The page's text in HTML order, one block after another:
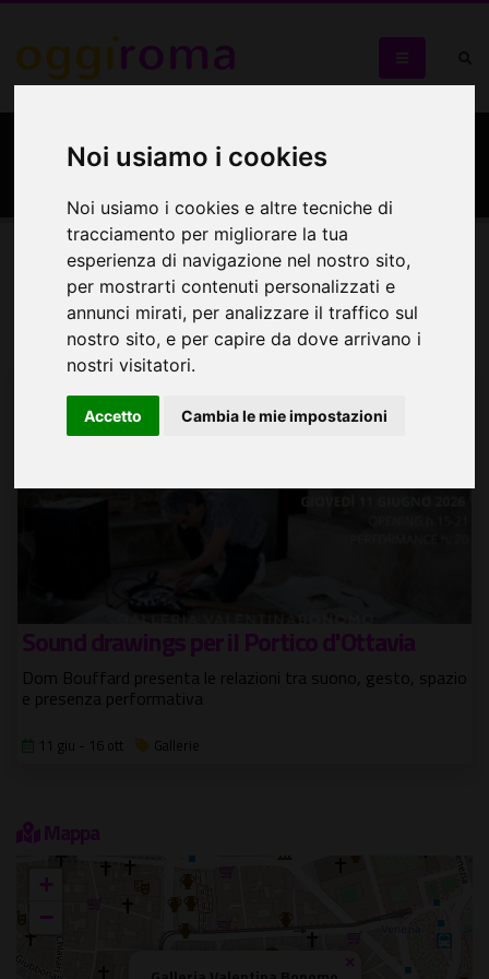
Noi usiamo i cookies
Noi usiamo i cookies e altre tecniche di
tracciamento per migliorare la tua
esperienza di navigazione nel nostro sito,
per mostrarti contenuti personalizzati e
annunci mirati, per analizzare il traffico sul
nostro sito, e per capire da dove arrivano i
nostri visitatori.
Accetto Cambia le mie impostazioni
Galleria Valentina Bonomo
Eventi Mappa
Eventi in programma
Sound drawings per il Portico d'Ottavia
Dom Bouffard presenta le relazioni tra suono, gesto, spazio
e presenza performativa
11 giu - 16 ott Gallerie
Mappa
×
+
−